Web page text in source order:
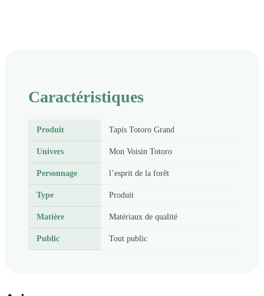
Caractéristiques
Produit Tapis Totoro Grand
Univers Mon Voisin Totoro
Personnage l’esprit de la forêt
Type Produit
Matière Matériaux de qualité
Public Tout public